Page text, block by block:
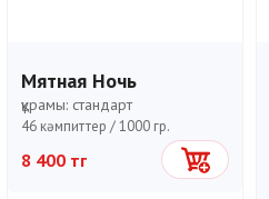
Мятная Ночь
құрамы: стандарт
46 кәмпиттер /1000 гр.
8 400 тг Себетке